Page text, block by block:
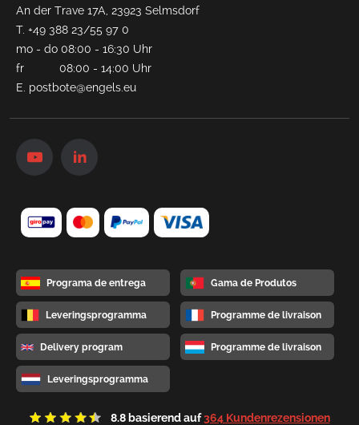
An der Trave 17A, 23923 Selmsdorf
T. +49 388 23/55 97 0
mo - do 08:00 - 16:30 Uhr
fr 08:00 - 14:00 Uhr
E. postbote@engels.eu
Programa de entrega Gama de Produtos
Leveringsprogramma Programme de livraison
Delivery program Programme de livraison
Leveringsprogramma
8.8 basierend auf 364 Kundenrezensionen